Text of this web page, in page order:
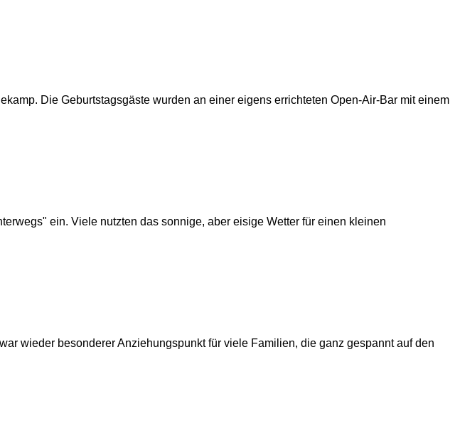
Die Geburtstagsgäste wurden an einer eigens errichteten Open-Air-Bar mit einem
ein. Viele nutzten das sonnige, aber eisige Wetter für einen kleinen
wieder besonderer Anziehungspunkt für viele Familien, die ganz gespannt auf den